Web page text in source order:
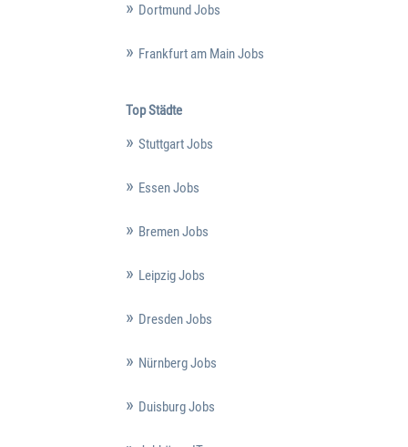
Dortmund Jobs
Frankfurt am Main Jobs
Top Städte
Stuttgart Jobs
Essen Jobs
Bremen Jobs
Leipzig Jobs
Dresden Jobs
Nürnberg Jobs
Duisburg Jobs